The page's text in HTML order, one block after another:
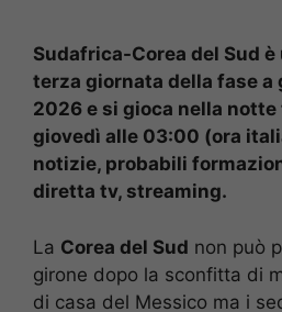
Sudafrica-Corea del Sud
terza giornata della fase a
2026 e si gioca nella
giovedì alle 03:00 (ora
notizie, probabili
diretta tv, streaming.
La Corea del Sud non può
girone dopo la sconfitta di
di casa del Messico ma i